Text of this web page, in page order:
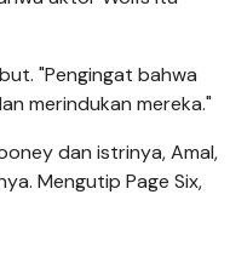
"Pengingat bahwa
merindukan mereka."
dan istrinya, Amal,
Mengutip Page Six,